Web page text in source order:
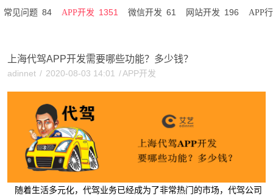
常见问题 84 APP开发 1351 微信开发 61 网站开发 196 APP
上海代驾APP开发需要哪些功能？多少钱？
adinnet / 2020-08-03 14:01 /APP开发
随着生活多元化，代驾业务已经成为了非常热门的市场，代驾公司